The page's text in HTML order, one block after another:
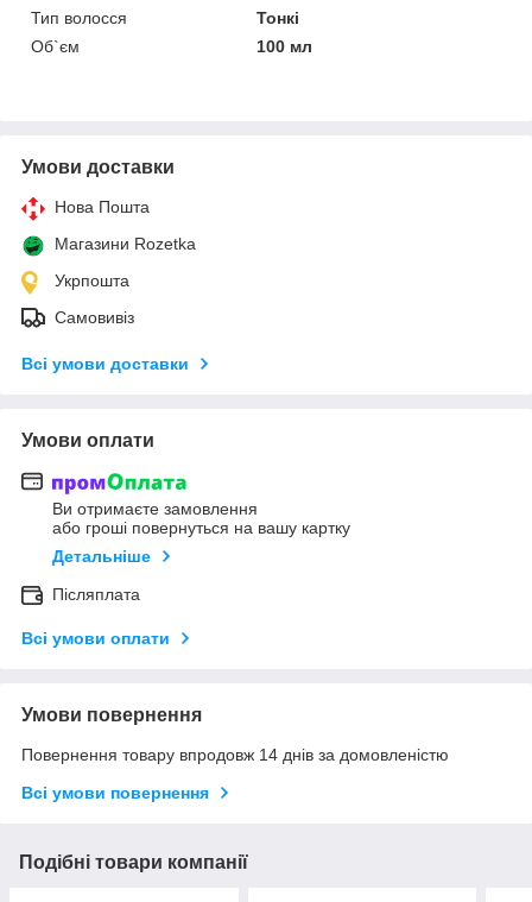
Тип волосся
Тонкі
Об`єм
100 мл
Умови доставки
Нова Пошта
Магазини Rozetka
Укрпошта
Самовивіз
Всі умови доставки
Умови оплати
Ви отримаєте замовлення
або гроші повернуться на вашу картку
Детальніше
Післяплата
Всі умови оплати
Умови повернення
Повернення товару впродовж 14 днів за домовленістю
Всі умови повернення
Подібні товари компанії